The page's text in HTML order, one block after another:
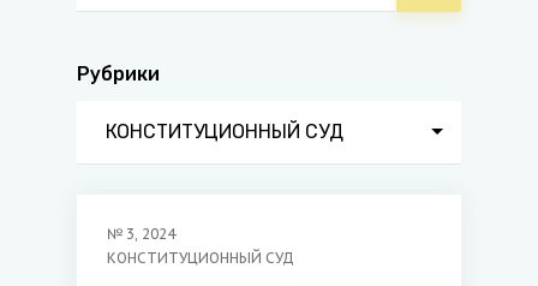
Рубрики
КОНСТИТУЦИОННЫЙ СУД
№ 3, 2024
КОНСТИТУЦИОННЫЙ СУД